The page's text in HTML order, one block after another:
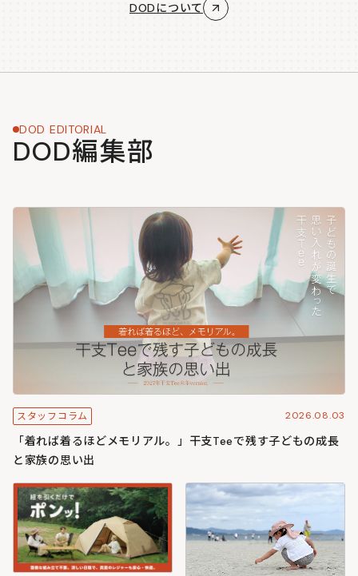
DODについて
DOD EDITORIAL
DOD編集部
スタッフコラム 2026.08.03
「着れば着るほどメモリアル。」干支Teeで残す子どもの成長
と家族の思い出